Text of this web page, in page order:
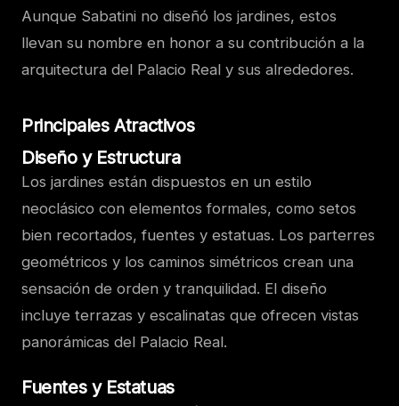
Aunque Sabatini no diseñó los jardines, estos
llevan su nombre en honor a su contribución a la
arquitectura del Palacio Real y sus alrededores.
Principales Atractivos
Diseño y Estructura
Los jardines están dispuestos en un estilo
neoclásico con elementos formales, como setos
bien recortados, fuentes y estatuas. Los parterres
geométricos y los caminos simétricos crean una
sensación de orden y tranquilidad. El diseño
incluye terrazas y escalinatas que ofrecen vistas
panorámicas del Palacio Real.
Fuentes y Estatuas